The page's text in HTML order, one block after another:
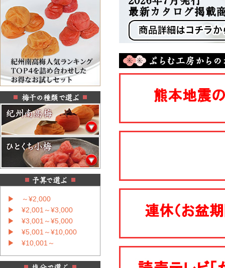
▶ ～¥2,000
▶ ¥2,001～¥3,000
▶ ¥3,001～¥5,000
▶ ¥5,001～¥10,000
▶ ¥10,001～